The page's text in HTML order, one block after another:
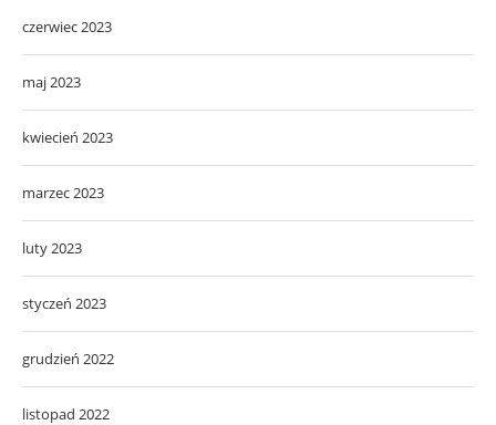
czerwiec 2023
maj 2023
kwiecień 2023
marzec 2023
luty 2023
styczeń 2023
grudzień 2022
listopad 2022